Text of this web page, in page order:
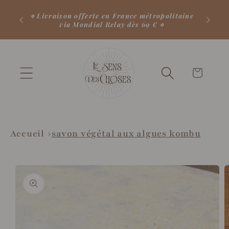
passer
au
contenu
⋄ Livraison offerte en France métropolitaine
via Mondial Relay dès 69 € ⋄
panier
Accueil savon végétal aux algues kombu
Passer aux
informations
produits